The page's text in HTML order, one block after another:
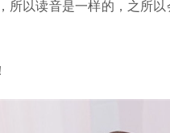
所以读音是一样的，之所